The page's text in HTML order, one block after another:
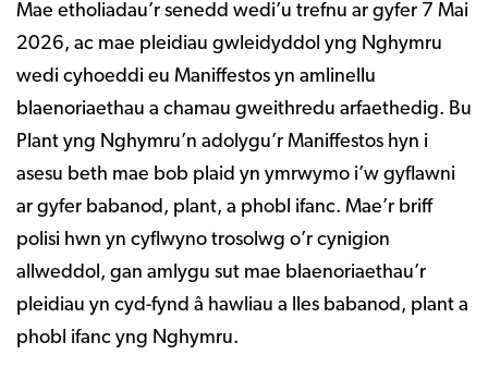
Mae etholiadau’r senedd wedi’u trefnu ar gyfer 7 Mai
2026, ac mae pleidiau gwleidyddol yng Nghymru
wedi cyhoeddi eu Maniffestos yn amlinellu
blaenoriaethau a chamau gweithredu arfaethedig. Bu
Plant yng Nghymru’n adolygu’r Maniffestos hyn i
asesu beth mae bob plaid yn ymrwymo i’w gyflawni
ar gyfer babanod, plant, a phobl ifanc. Mae’r briff
polisi hwn yn cyflwyno trosolwg o’r cynigion
allweddol, gan amlygu sut mae blaenoriaethau’r
pleidiau yn cyd-fynd â hawliau a lles babanod, plant a
phobl ifanc yng Nghymru.